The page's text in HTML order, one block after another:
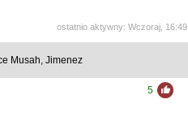
ostatnio aktywny: Wczoraj, 16:49
Musah, Jimenez
5